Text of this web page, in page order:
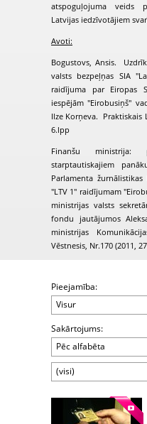
atspoguļojuma veids
Latvijas iedzīvotājiem
Avoti:
Bogustovs, Ansis.
valsts bezpeļņas SIA
raidījuma par Eiropas
iespējām "Eirobusiņš"
Ilze Korņeva. Praktiskais
6.lpp
Finanšu ministrija:
starptautiskajiem
Parlamenta
"LTV 1" raidījumam
ministrijas valsts
fondu jautājumos
ministrijas
Vēstnesis, Nr.170 (2011,
Pieejamība:
Visur
Sakārtojums:
Pēc alfabēta
(visi)